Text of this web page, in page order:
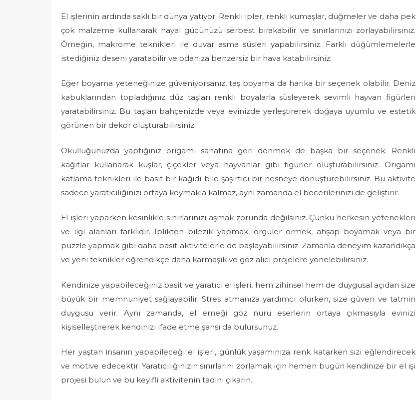
El işlerinin ardında saklı bir dünya yatıyor. Renkli ipler, renkli kumaşlar, düğmeler ve daha pek
çok malzeme kullanarak hayal gücünüzü serbest bırakabilir ve sınırlarınızı zorlayabilirsiniz.
Örneğin, makrome teknikleri ile duvar asma süsleri yapabilirsiniz. Farklı düğümlemelerle
istediğiniz deseni yaratabilir ve odanıza benzersiz bir hava katabilirsiniz.
Eğer boyama yeteneğinize güveniyorsanız, taş boyama da harika bir seçenek olabilir. Deniz
kabuklarından topladığınız düz taşları renkli boyalarla süsleyerek sevimli hayvan figürleri
yaratabilirsiniz. Bu taşları bahçenizde veya evinizde yerleştirerek doğaya uyumlu ve estetik
görünen bir dekor oluşturabilirsiniz.
Okulluğunuzda yaptığınız origami sanatına geri dönmek de başka bir seçenek. Renkli
kağıtlar kullanarak kuşlar, çiçekler veya hayvanlar gibi figürler oluşturabilirsiniz. Origami
katlama teknikleri ile basit bir kağıdı bile şaşırtıcı bir nesneye dönüştürebilirsiniz. Bu aktivite
sadece yaratıcılığınızı ortaya koymakla kalmaz, aynı zamanda el becerilerinizi de geliştirir.
El işleri yaparken kesinlikle sınırlarınızı aşmak zorunda değilsiniz. Çünkü herkesin yetenekleri
ve ilgi alanları farklıdır. İplikten bilezik yapmak, örgüler örmek, ahşap boyamak veya bir
puzzle yapmak gibi daha basit aktivitelerle de başlayabilirsiniz. Zamanla deneyim kazandıkça
ve yeni teknikler öğrendikçe daha karmaşık ve göz alıcı projelere yönelebilirsiniz.
Kendinize yapabileceğiniz basit ve yaratıcı el işleri, hem zihinsel hem de duygusal açıdan size
büyük bir memnuniyet sağlayabilir. Stres atmanıza yardımcı olurken, size güven ve tatmin
duygusu verir. Aynı zamanda, el emeği göz nuru eserlerin ortaya çıkmasıyla evinizi
kişiselleştirerek kendinizi ifade etme şansı da bulursunuz.
Her yaştan insanın yapabileceği el işleri, günlük yaşamınıza renk katarken sizi eğlendirecek
ve motive edecektir. Yaratıcılığınızın sınırlarını zorlamak için hemen bugün kendinize bir el işi
projesi bulun ve bu keyifli aktivitenin tadını çıkarın.